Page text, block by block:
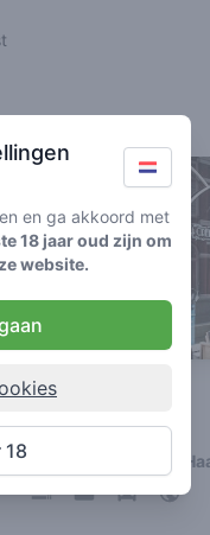
Café Cremers
4.4/ 5
Coffeeshop in Den
en ga akkoord met
18 jaar oud zijn om
website.
18